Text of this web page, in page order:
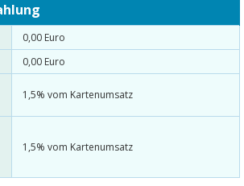
0,00 Euro
0,00 Euro
1,5% vom Kartenumsatz
1,5% vom Kartenumsatz